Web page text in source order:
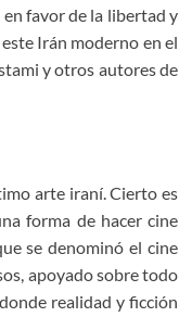
favor de la libertad y
Irán moderno en el
y otros autores de
arte iraní. Cierto es
forma de hacer cine
se denominó el cine
apoyado sobre todo
realidad y ficción